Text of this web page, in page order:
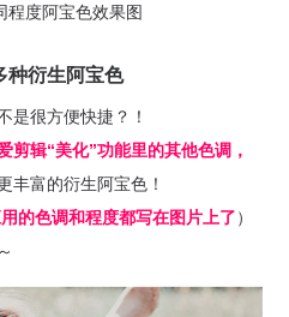
程度阿宝色效果图
种衍生阿宝色
是很方便快捷？！
剪辑“美化”功能里的其他色调，
丰富的衍生阿宝色！
的色调和程度都写在图片上了）